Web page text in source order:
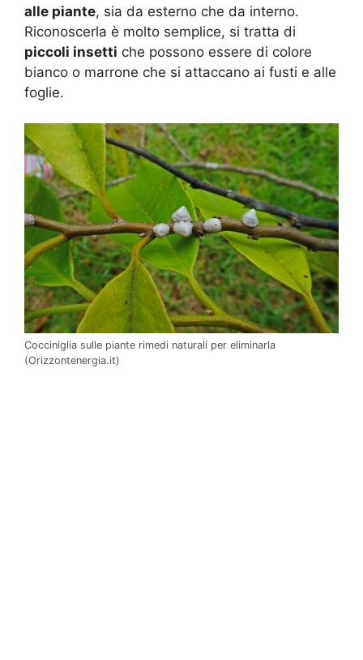
alle piante, sia da esterno che da interno.
Riconoscerla è molto semplice, si tratta di
piccoli insetti che possono essere di colore
bianco o marrone che si attaccano ai fusti e alle
foglie.
Cocciniglia sulle piante rimedi naturali per eliminarla
(Orizzontenergia.it)